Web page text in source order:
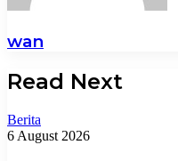
wan
Read Next
Berita
6 August 2026